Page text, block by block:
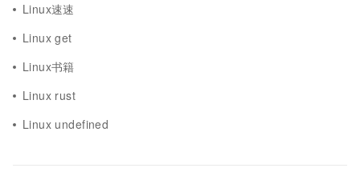
Linux速速
Linux get
Linux书籍
Linux rust
Linux undefined